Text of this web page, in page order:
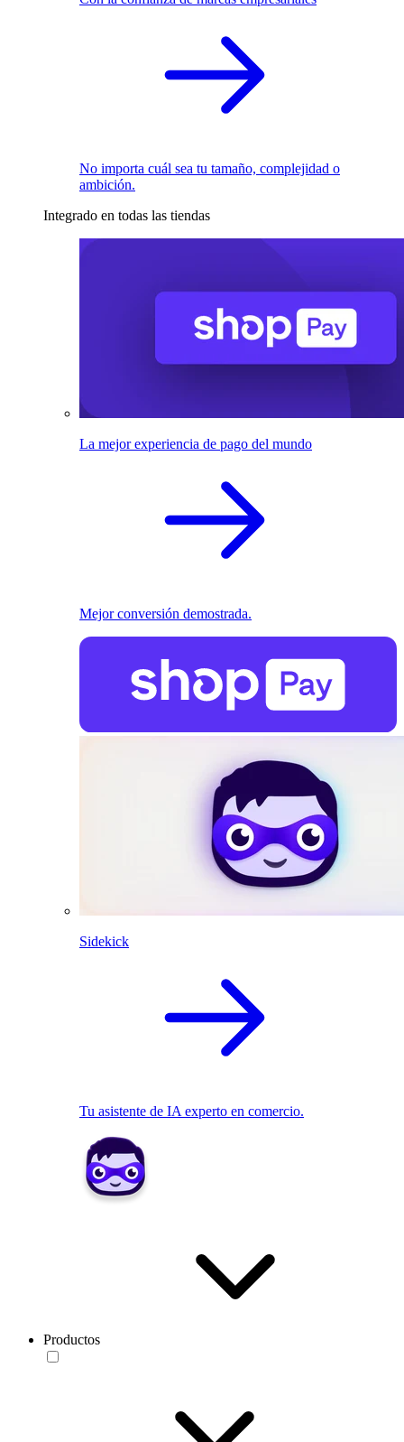
No importa cuál sea tu tamaño, complejidad o
ambición.
Integrado en todas las tiendas
La mejor experiencia de pago del mundo
Mejor conversión demostrada.
Sidekick
Tu asistente de IA experto en comercio.
Productos